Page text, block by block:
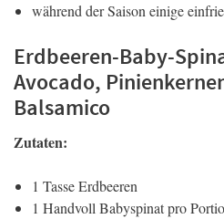
während der Saison einige
Erdbeeren-Baby-
Avocado,
Balsamico
Zutaten:
1 Tasse Erdbeeren
1 Handvoll Babyspinat pro